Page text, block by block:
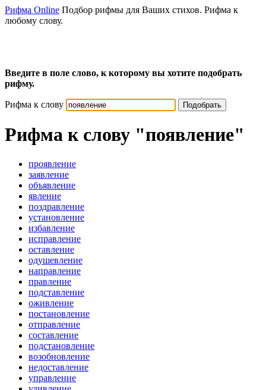
Рифма Online Подбор рифмы для Ваших стихов. Рифма к
любому слову.
Введите в поле слово, к которому вы хотите подобрать
рифму.
Рифма к слову Подобрать
Рифма к слову "появление"
проявление
заявление
объявление
явление
поздравление
установление
избавление
исправление
оставление
одушевление
направление
правление
подставление
оживление
постановление
отправление
составление
подстановление
возобновление
недоставление
управление